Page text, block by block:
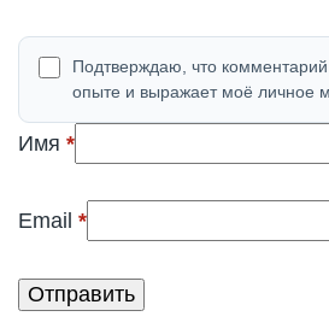
Подтверждаю, что
опыте и выражает моё личное
Имя *(обязательно)
Email *(обязательно)